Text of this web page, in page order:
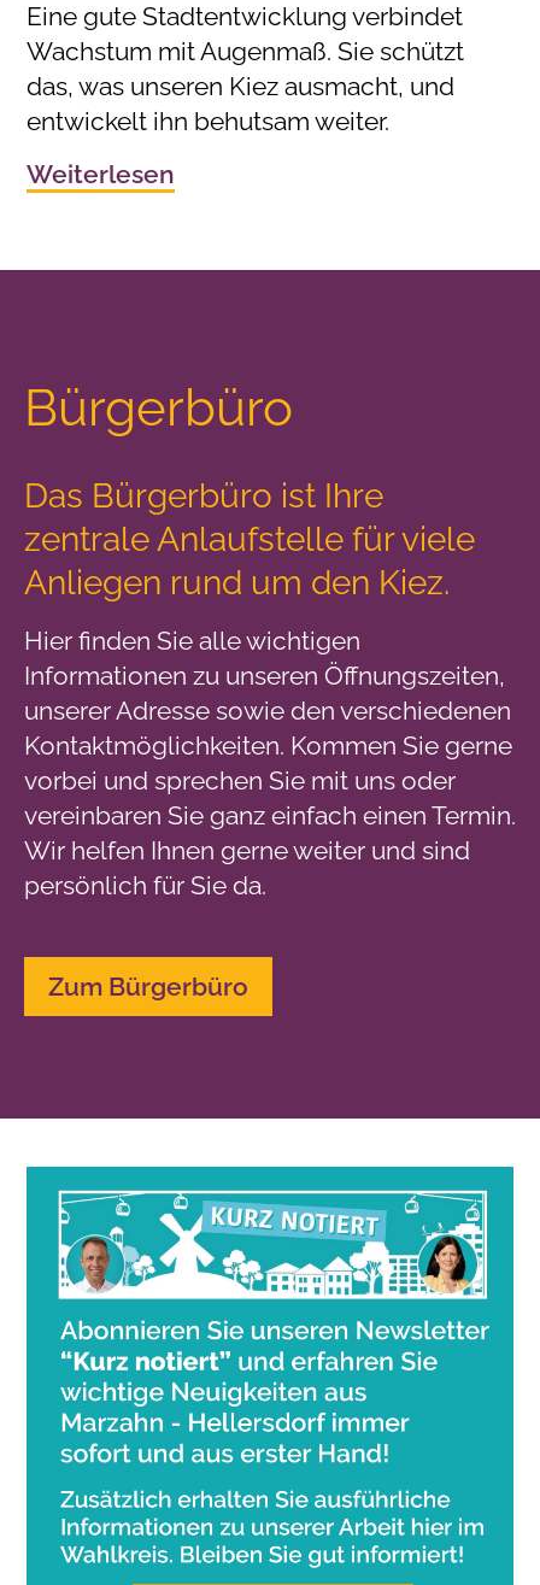
Eine gute Stadtentwicklung verbindet
Wachstum mit Augenmaß. Sie schützt
das, was unseren Kiez ausmacht, und
entwickelt ihn behutsam weiter.
Weiterlesen
Bürgerbüro
Das Bürgerbüro ist Ihre
zentrale Anlaufstelle für viele
Anliegen rund um den Kiez.
Hier finden Sie alle wichtigen
Informationen zu unseren Öffnungszeiten,
unserer Adresse sowie den verschiedenen
Kontaktmöglichkeiten. Kommen Sie gerne
vorbei und sprechen Sie mit uns oder
vereinbaren Sie ganz einfach einen Termin.
Wir helfen Ihnen gerne weiter und sind
persönlich für Sie da.
Zum Bürgerbüro